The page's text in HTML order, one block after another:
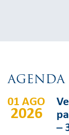
AGENDA
01 AGO
2026
–